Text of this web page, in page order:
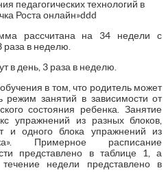
педагогических технологий в
Роста онлайн»ddd
рассчитана на 34 недели с
в неделю.
в день, 3 раза в неделю.
в том, что родитель может
режим занятий в зависимости от
состояния ребенка. Занятие
упражнений из разных блоков,
и одного блока упражнений из
Примерное расписание
представлено в таблице 1, а
недели представлено в